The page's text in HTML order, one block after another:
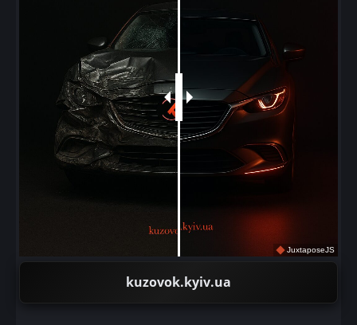
JuxtaposeJS
kuzovok.kyiv.ua